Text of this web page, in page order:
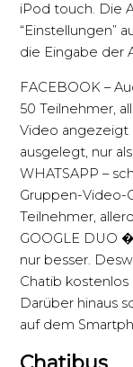
iPod touch. Die
“Einstellungen”
die Eingabe der
FACEBOOK –
50 Teilnehmer,
Video angezeigt
ausgelegt, nur
WHATSAPP –
Gruppen-Video-
Teilnehmer,
GOOGLE DUO
nur besser.
Chatib
Darüber hinaus
auf dem